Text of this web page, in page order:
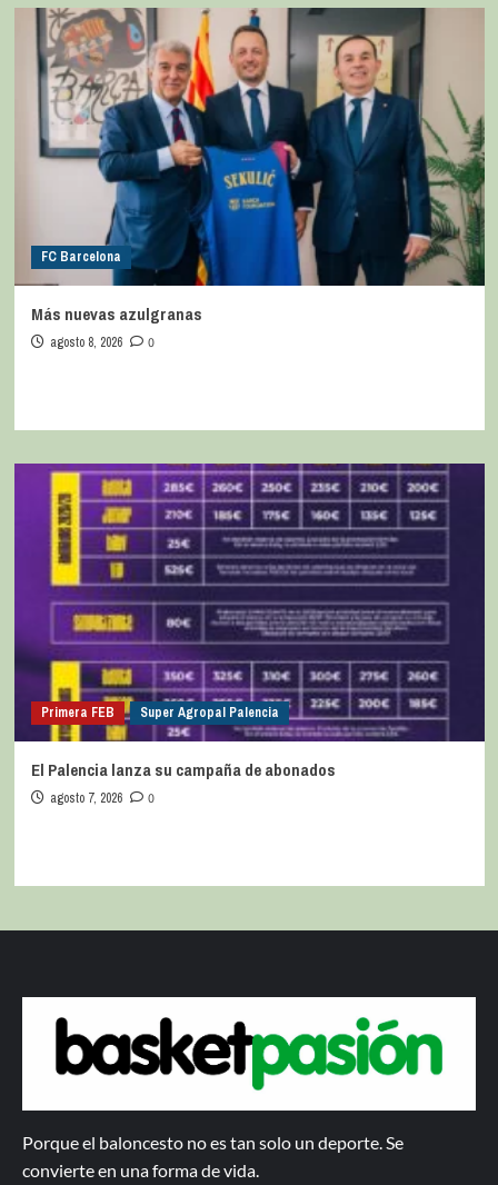
FC Barcelona
Más nuevas azulgranas
agosto 8, 2026 0
Primera FEB Super Agropal Palencia
El Palencia lanza su campaña de abonados
agosto 7, 2026 0
Porque el baloncesto no es tan solo un deporte. Se
convierte en una forma de vida.